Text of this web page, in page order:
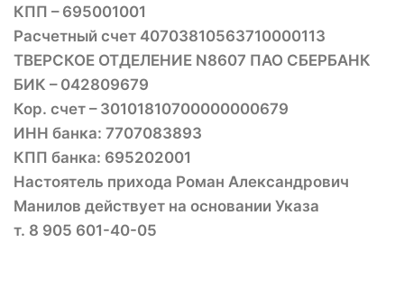
КПП – 695001001
Расчетный счет 40703810563710000113
ТВЕРСКОЕ ОТДЕЛЕНИЕ N8607 ПАО СБЕРБАНК
БИК – 042809679
Кор. счет – 30101810700000000679
ИНН банка: 7707083893
КПП банка: 695202001
Настоятель прихода Роман Александрович
Манилов действует на основании Указа
т. 8 905 601-40-05